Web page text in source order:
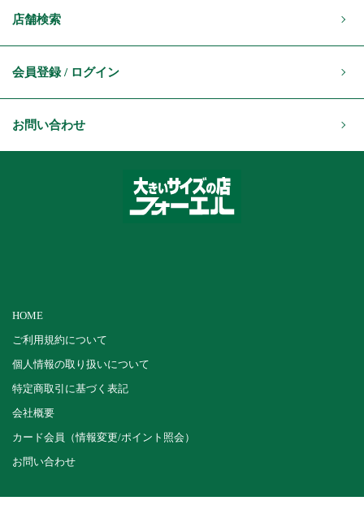
店舗検索
会員登録 / ログイン
お問い合わせ
HOME
ご利用規約について
個人情報の取り扱いについて
特定商取引に基づく表記
会社概要
カード会員（情報変更/ポイント照会）
お問い合わせ